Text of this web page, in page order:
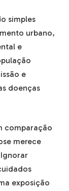
simples
urbano,
e
e
doenças
comparação
merece
exposição